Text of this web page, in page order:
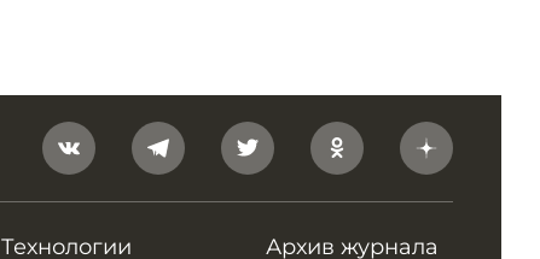
Технологии Архив журнала